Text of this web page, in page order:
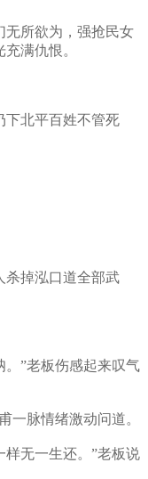
所欲为，强抢民女
满仇恨。
北平百姓不管死
掉泓口道全部武
”老板伤感起来叹气
脉情绪激动问道。
无一生还。”老板说